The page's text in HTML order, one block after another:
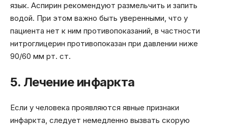
язык. Аспирин рекомендуют размельчить и запить
водой. При этом важно быть уверенными, что у
пациента нет к ним противопоказаний, в частности
нитроглицерин противопоказан при давлении ниже
90/60 мм рт. ст.
5. Лечение инфаркта
Если у человека проявляются явные признаки
инфаркта, следует немедленно вызвать скорую